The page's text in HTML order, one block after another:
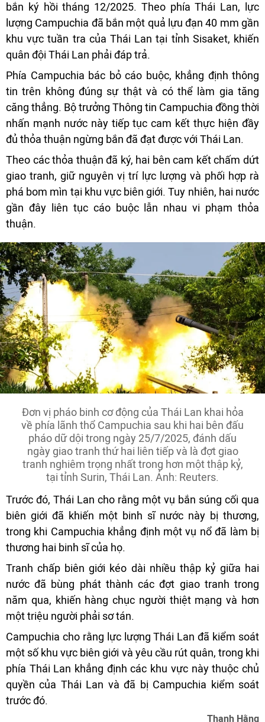
bắn ký hồi tháng 12/2025. Theo phía Thái Lan, lực
lượng Campuchia đã bắn một quả lựu đạn 40 mm gần
khu vực tuần tra của Thái Lan tại tỉnh Sisaket, khiến
quân đội Thái Lan phải đáp trả.
Phía Campuchia bác bỏ cáo buộc, khẳng định thông
tin trên không đúng sự thật và có thể làm gia tăng
căng thẳng. Bộ trưởng Thông tin Campuchia đồng thời
nhấn mạnh nước này tiếp tục cam kết thực hiện đầy
đủ thỏa thuận ngừng bắn đã đạt được với Thái Lan.
Theo các thỏa thuận đã ký, hai bên cam kết chấm dứt
giao tranh, giữ nguyên vị trí lực lượng và phối hợp rà
phá bom mìn tại khu vực biên giới. Tuy nhiên, hai nước
gần đây liên tục cáo buộc lẫn nhau vi phạm thỏa
thuận.
Đơn vị pháo binh cơ động của Thái Lan khai hỏa
về phía lãnh thổ Campuchia sau khi hai bên đấu
pháo dữ dội trong ngày 25/7/2025, đánh dấu
ngày giao tranh thứ hai liên tiếp và là đợt giao
tranh nghiêm trọng nhất trong hơn một thập kỷ,
tại tỉnh Surin, Thái Lan. Ảnh: Reuters.
Trước đó, Thái Lan cho rằng một vụ bắn súng cối qua
biên giới đã khiến một binh sĩ nước này bị thương,
trong khi Campuchia khẳng định một vụ nổ đã làm bị
thương hai binh sĩ của họ.
Tranh chấp biên giới kéo dài nhiều thập kỷ giữa hai
nước đã bùng phát thành các đợt giao tranh trong
năm qua, khiến hàng chục người thiệt mạng và hơn
một triệu người phải sơ tán.
Campuchia cho rằng lực lượng Thái Lan đã kiểm soát
một số khu vực biên giới và yêu cầu rút quân, trong khi
phía Thái Lan khẳng định các khu vực này thuộc chủ
quyền của Thái Lan và đã bị Campuchia kiểm soát
trước đó.
Thanh Hằng